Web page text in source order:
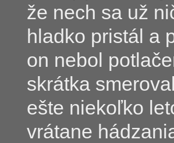
že nech sa už
hladko pristál a
on nebol
skrátka
ešte niekoľko
vrátane